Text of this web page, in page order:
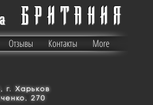
БРИТАНИЯ
Отзывы Контакты More
г. Харьков
270